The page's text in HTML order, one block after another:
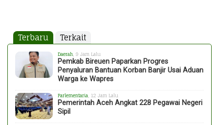
Terbaru Terkait
Daerah , 9 Jam Lalu
Pemkab Bireuen Paparkan Progres
Penyaluran Bantuan Korban Banjir Usai Aduan
Warga ke Wapres
Parlementaria , 12 Jam Lalu
Pemerintah Aceh Angkat 228 Pegawai Negeri
Sipil